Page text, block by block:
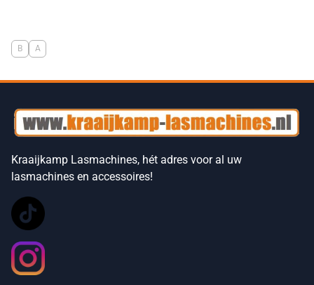
B A
Kraaijkamp Lasmachines, hét adres voor al uw
lasmachines en accessoires!